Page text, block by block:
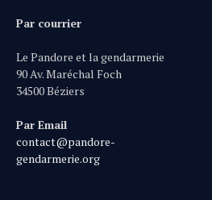
Par courrier
Le Pandore et la gendarmerie
90 Av. Maréchal Foch
34500 Béziers
Par Email
contact@pandore-
gendarmerie.org